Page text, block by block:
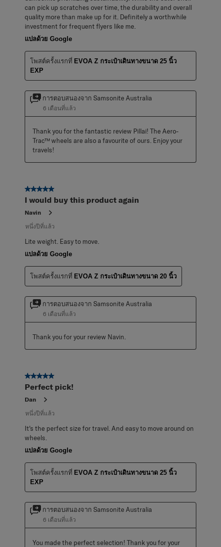
can pick up scratches over time, the durability and overall
quality more than make up for it. Definitely a worthwhile
investment for frequent flyers like me.
แปลด้วย Google
โพสต์ครั้งแรกที่ EVOA Z กระเป๋าเดินทางขนาด 25 นิ้ว
EXP
การตอบสนองจาก Samsonite Australia
6 เดือนที่แล้ว
Thank you for the fantastic review Pillai! The Aero-
Trac™ wheels are also a favourite of ours. Enjoy your
travels!
5 จาก 5 ดาว
I would buy this product again
Navin
หนึ่งปีที่แล้ว
Lite weight. Easy to move.
แปลด้วย Google
โพสต์ครั้งแรกที่ EVOA Z กระเป๋าเดินทางขนาด 20 นิ้ว
การตอบสนองจาก Samsonite Australia
6 เดือนที่แล้ว
Thank you for your review Navin.
5 จาก 5 ดาว
Perfect pick!
Dan
หนึ่งปีที่แล้ว
It's the perfect size for travel. And easy to move around on
wheels.
แปลด้วย Google
โพสต์ครั้งแรกที่ EVOA Z กระเป๋าเดินทางขนาด 25 นิ้ว
EXP
การตอบสนองจาก Samsonite Australia
6 เดือนที่แล้ว
You made the perfect selection! Thank you for your